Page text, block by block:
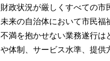
財政状況が厳しくすべての
未来の自治体において市民福
不満を抱かせない業務遂行
や体制、サービス水準、提供